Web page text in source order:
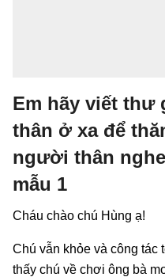
Em hãy viết
thân ở xa để
người thân
mẫu 1
Cháu chào chú Hùng ạ!
Chú vẫn khỏe và công tác
thấy chú về chơi ông bà